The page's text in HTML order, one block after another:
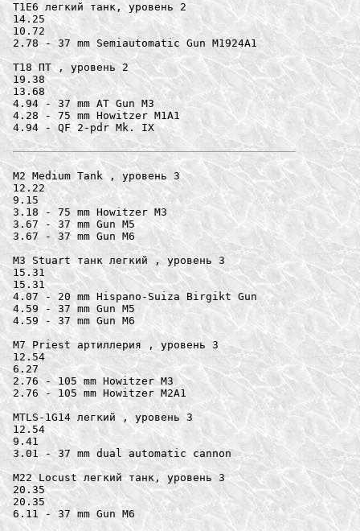
T1E6 легкий танк, уровень 2
14.25
10.72
2.78 - 37 mm Semiautomatic Gun M1924A1
T18 ПТ , уровень 2
19.38
13.68
4.94 - 37 mm AT Gun M3
4.28 - 75 mm Howitzer M1A1
4.94 - QF 2-pdr Mk. IX
M2 Medium Tank , уровень 3
12.22
9.15
3.18 - 75 mm Howitzer M3
3.67 - 37 mm Gun M5
3.67 - 37 mm Gun M6
M3 Stuart танк легкий , уровень 3
15.31
15.31
4.07 - 20 mm Hispano-Suiza Birgikt Gun
4.59 - 37 mm Gun M5
4.59 - 37 mm Gun M6
M7 Priest артиллерия , уровень 3
12.54
6.27
2.76 - 105 mm Howitzer M3
2.76 - 105 mm Howitzer M2A1
MTLS-1G14 легкий , уровень 3
12.54
9.41
3.01 - 37 mm dual automatic cannon
M22 Locust легкий танк, уровень 3
20.35
20.35
6.11 - 37 mm Gun M6